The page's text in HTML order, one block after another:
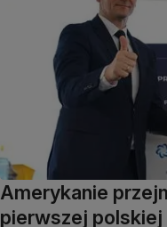
Amerykanie
pierwszej